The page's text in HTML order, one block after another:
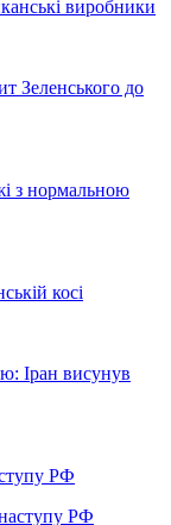
виробники
Зеленського до
з нормальною
косі
Іран висунув
РФ